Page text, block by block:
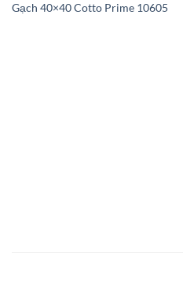
Gạch 40×40 Cotto Prime 10605